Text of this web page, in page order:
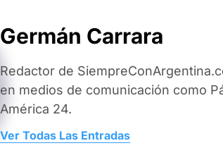
Germán Carrara
Redactor de
en medios de comunicación como
América 24.
Ver Todas Las Entradas